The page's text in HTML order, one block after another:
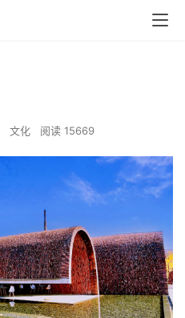
文化 阅读 15669